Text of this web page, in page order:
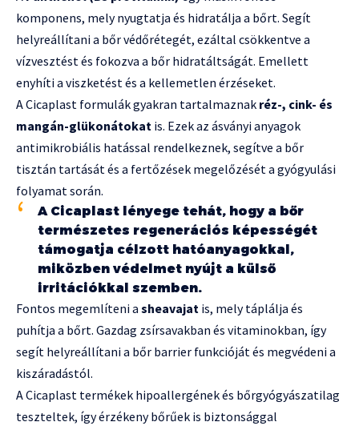
komponens, mely nyugtatja és hidratálja a bőrt. Segít
helyreállítani a bőr védőrétegét, ezáltal csökkentve a
vízvesztést és fokozva a bőr hidratáltságát. Emellett
enyhíti a viszketést és a kellemetlen érzéseket.
A Cicaplast formulák gyakran tartalmaznak réz-, cink- és
mangán-glükonátokat is. Ezek az ásványi anyagok
antimikrobiális hatással rendelkeznek, segítve a bőr
tisztán tartását és a fertőzések megelőzését a gyógyulási
folyamat során.
A Cicaplast lényege tehát, hogy a bőr
természetes regenerációs képességét
támogatja célzott hatóanyagokkal,
miközben védelmet nyújt a külső
irritációkkal szemben.
Fontos megemlíteni a sheavajat is, mely táplálja és
puhítja a bőrt. Gazdag zsírsavakban és vitaminokban, így
segít helyreállítani a bőr barrier funkcióját és megvédeni a
kiszáradástól.
A Cicaplast termékek hipoallergének és bőrgyógyászatilag
teszteltek, így érzékeny bőrűek is biztonsággal